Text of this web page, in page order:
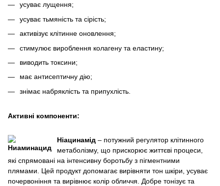
усуває лущення;
усуває тьмяність та сірість;
активізує клітинне оновлення;
стимулює вироблення колагену та еластину;
виводить токсини;
має антисептичну дію;
знімає набряклість та припухлість.
Активні компоненти:
Ніацинамід – потужний регулятор клітинного
метаболізму, що прискорює життєві процеси,
які спрямовані на інтенсивну боротьбу з пігментними
плямами. Цей продукт допомагає вирівняти тон шкіри, усуває
почервоніння та вирівнює колір обличчя. Добре тонізує та